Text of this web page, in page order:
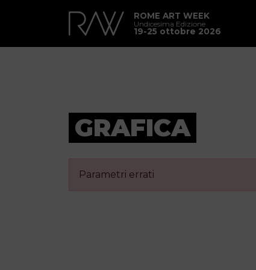
ROME ART WEEK
Undicesima Edizione
19-25 ottobre 2026
GRAFICA
Parametri errati